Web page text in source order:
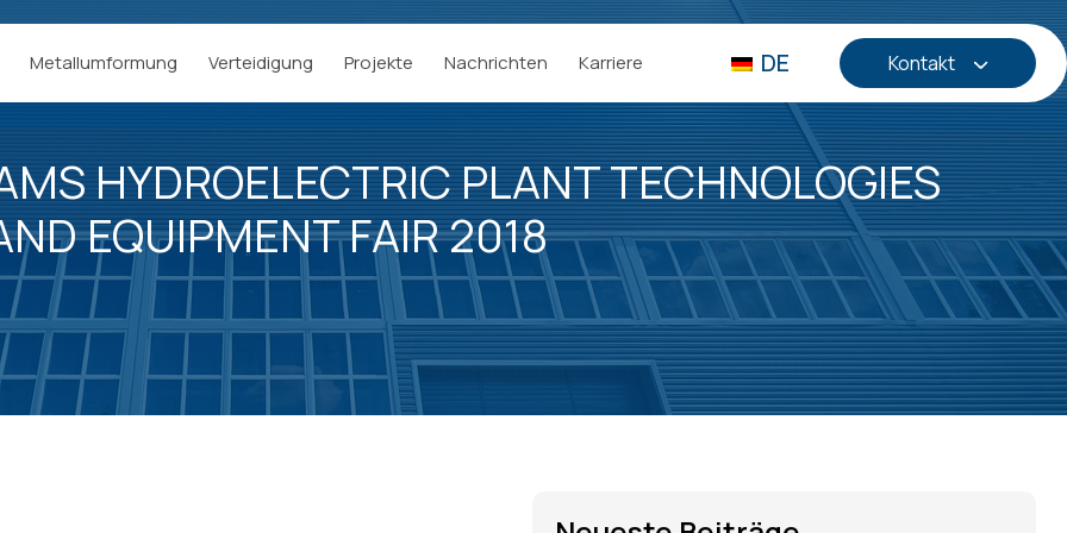
Metallumformung Verteidigung Projekte Nachrichten Karriere DE Kontakt
HYDROELECTRIC PLANT TECHNOLOGIES
EQUIPMENT FAIR 2018